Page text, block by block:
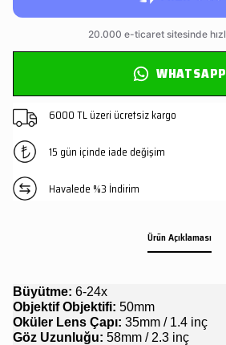
WHATSAPP
6000 TL üzeri ücretsiz kargo
15 gün içinde iade değişim
Havalede %3 İndirim
Ürün Açıklaması
Büyütme: 6-24x
Objektif Objektifi: 50mm
Oküler Lens Çapı: 35mm / 1.4 inç
Göz Uzunluğu: 58mm / 2.3 inç